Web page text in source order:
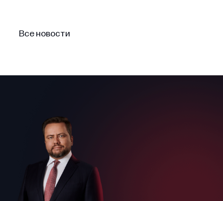
Все новости